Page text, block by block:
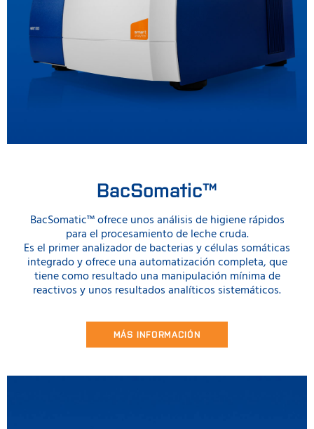
BacSomatic™
BacSomatic™ ofrece unos análisis de higiene rápidos
para el procesamiento de leche cruda.
Es el primer analizador de bacterias y células somáticas
integrado y ofrece una automatización completa, que
tiene como resultado una manipulación mínima de
reactivos y unos resultados analíticos sistemáticos.
MÁS INFORMACIÓN